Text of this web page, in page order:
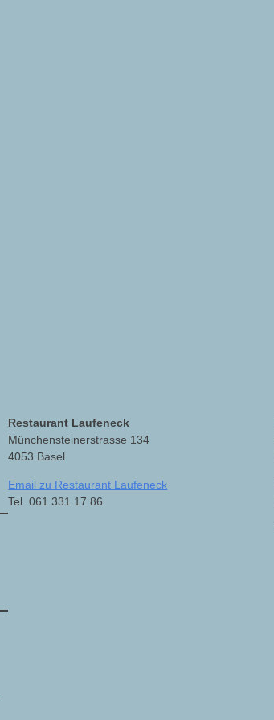
Restaurant Laufeneck
Münchensteinerstrasse 134
4053 Basel
Email zu Restaurant Laufeneck
Tel. 061 331 17 86